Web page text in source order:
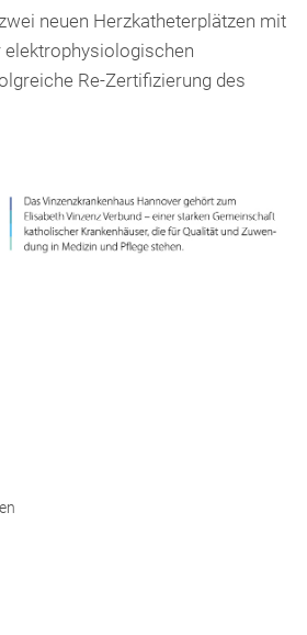
neuen Herzkatheterplätzen mit
elektrophysiologischen
Re-Zertifizierung des